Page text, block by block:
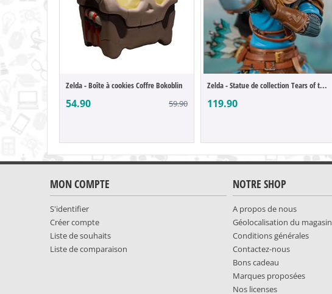
Zelda - Boîte à cookies Coffre Bokoblin
54.90 59.90
Zelda - Statue de collection Tears of the...
119.90
MON COMPTE
S'identifier
Créer compte
Liste de souhaits
Liste de comparaison
NOTRE SHOP
A propos de nous
Géolocalisation du magasin
Conditions générales
Contactez-nous
Bons cadeau
Marques proposées
Nos licenses